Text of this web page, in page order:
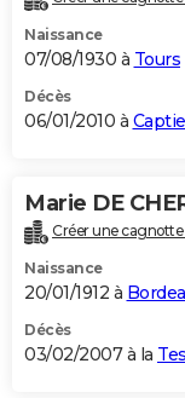
Naissance
07/08/1930 à Tours
Décès
06/01/2010 à
Marie DE
Créer une cagnotte
Naissance
20/01/1912 à
Décès
03/02/2007 à la